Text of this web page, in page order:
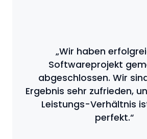
„Wir haben
Softwareprojekt
abgeschlossen. Wir
Ergebnis sehr zufrieden,
Leistungs-Verhältnis
perfekt.“